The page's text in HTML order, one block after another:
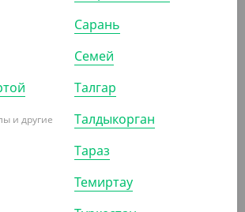
ручками, белый, 240*140*280 мм
и другие
Сарань
Семей
Талгар
Талдыкорган
Тараз
Темиртау